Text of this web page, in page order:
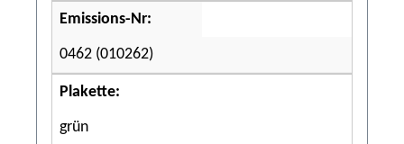
Emissions-Nr:
0462 (010262)
Plakette:
grün